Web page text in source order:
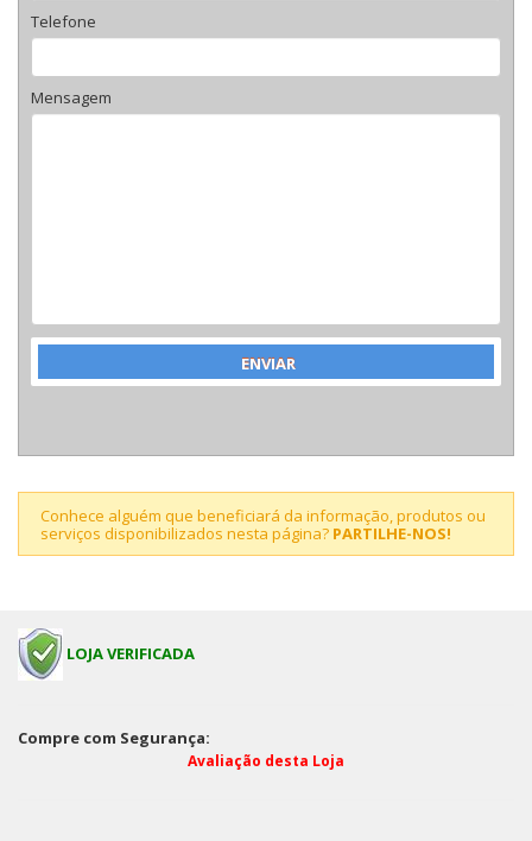
Telefone
Mensagem
Conhece alguém que beneficiará da informação, produtos ou
serviços disponibilizados nesta página? PARTILHE-NOS!
LOJA VERIFICADA
Compre com Segurança:
Avaliação desta Loja